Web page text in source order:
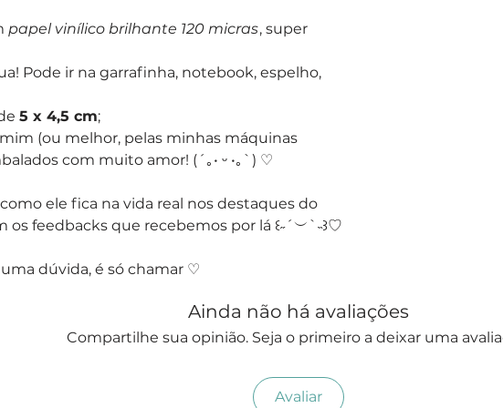
papel vinílico brilhante 120 micras, super
Pode ir na garrafinha, notebook, espelho,
5 x 4,5 cm;
(ou melhor, pelas minhas máquinas
com muito amor! (´｡• ᵕ •｡`) ♡
ele fica na vida real nos destaques do
os feedbacks que recebemos por lá ꒰˶´︶`˵꒱♡
dúvida, é só chamar ♡
Ainda não há avaliações
Compartilhe sua opinião. Seja o primeiro a deixar uma
Avaliar